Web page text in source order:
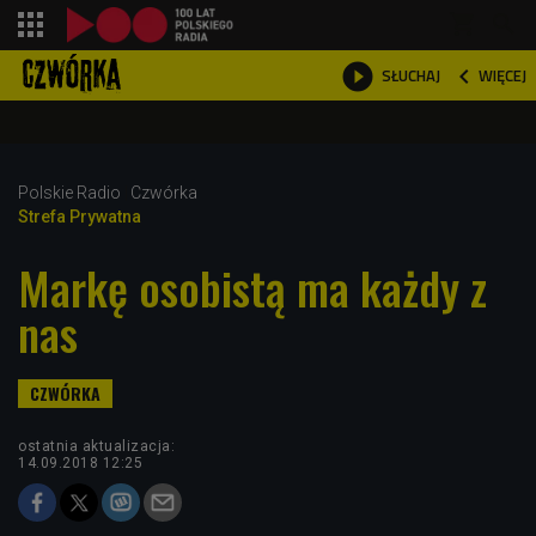
 SŁUCHAJ  WIĘCEJ

Polskie Radio
Czwórka
Strefa Prywatna
Markę osobistą ma każdy z
nas
ostatnia aktualizacja:
14.09.2018 12:25